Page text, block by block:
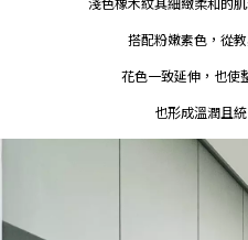
搭配粉嫩素色，從
花色一致延伸，也使
也形成溫潤且